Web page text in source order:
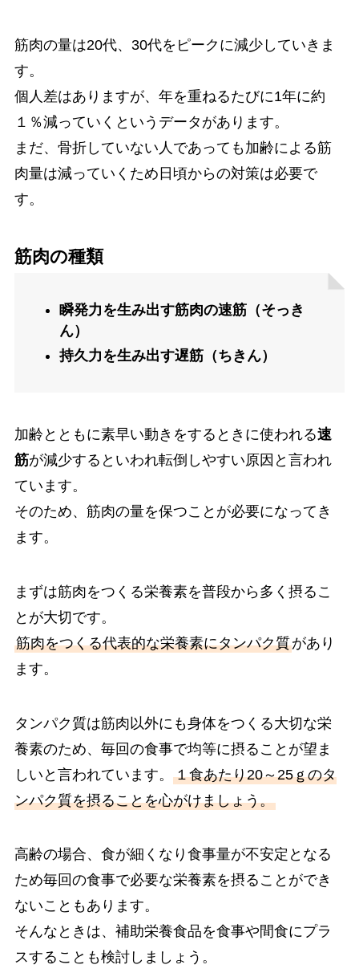
筋肉の量は20代、30代をピークに減少していきま
す。
個人差はありますが、年を重ねるたびに1年に約
１％減っていくというデータがあります。
まだ、骨折していない人であっても加齢による筋
肉量は減っていくため日頃からの対策は必要で
す。
筋肉の種類
瞬発力を生み出す筋肉の速筋（そっき
ん）
持久力を生み出す遅筋（ちきん）
加齢とともに素早い動きをするときに使われる速
筋が減少するといわれ転倒しやすい原因と言われ
ています。
そのため、筋肉の量を保つことが必要になってき
ます。
まずは筋肉をつくる栄養素を普段から多く摂るこ
とが大切です。
筋肉をつくる代表的な栄養素にタンパク質があり
ます。
タンパク質は筋肉以外にも身体をつくる大切な栄
養素のため、毎回の食事で均等に摂ることが望ま
しいと言われています。 １食あたり20～25ｇのタ
ンパク質を摂ることを心がけましょう。
高齢の場合、食が細くなり食事量が不安定となる
ため毎回の食事で必要な栄養素を摂ることができ
ないこともあります。
そんなときは、補助栄養食品を食事や間食にプラ
スすることも検討しましょう。